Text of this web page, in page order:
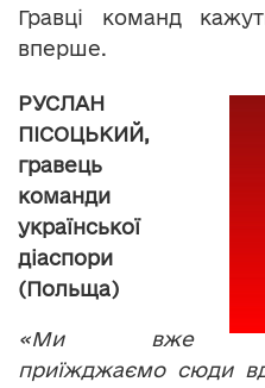
Гравці команд
вперше.
РУСЛАН
ПІСОЦЬКИЙ,
гравець
команди
української
діаспори
(Польща)
«Ми вже
приїжджаємо сюди